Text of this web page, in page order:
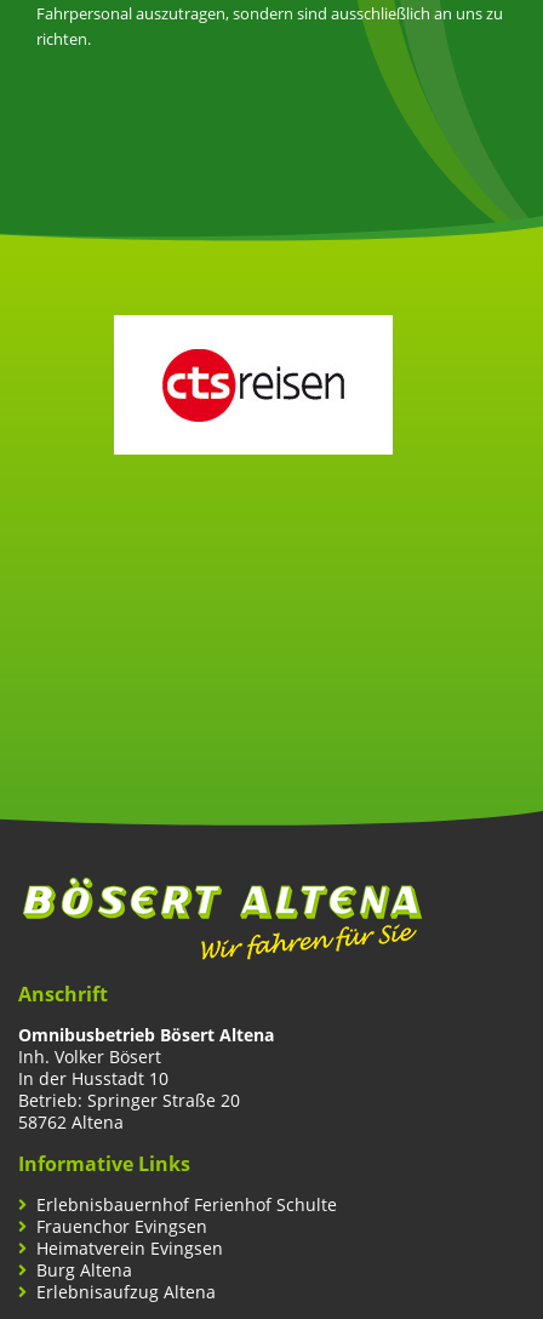
Fahrpersonal auszutragen, sondern sind ausschließlich an uns zu
richten.
Anschrift
Omnibusbetrieb Bösert Altena
Inh. Volker Bösert
In der Husstadt 10
Betrieb: Springer Straße 20
58762 Altena
Informative Links
Erlebnisbauernhof Ferienhof Schulte
Frauenchor Evingsen
Heimatverein Evingsen
Burg Altena
Erlebnisaufzug Altena